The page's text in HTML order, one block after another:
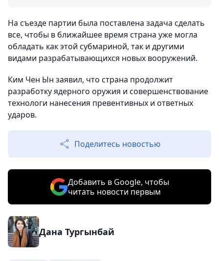
На съезде партии была поставлена задача сделать
все, чтобы в ближайшее время страна уже могла
обладать как этой субмариной, так и другими
видами разрабатывающихся новых вооружений.
Ким Чен Ын заявил, что страна продолжит
разработку ядерного оружия и совершенствование
технологи нанесения превентивных и ответных
ударов.
Поделитесь новостью
Добавить в Google, чтобы
читать новости первым
Дана Тургынбай